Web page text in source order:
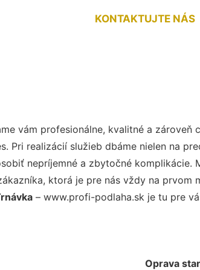
KONTAKTUJTE NÁS
vám profesionálne, kvalitné a
Pri realizácií služieb dbáme nielen na
nepríjemné a zbytočné
ktorá je pre nás vždy na
– www.profi-podlaha.sk je tu pre
Oprava